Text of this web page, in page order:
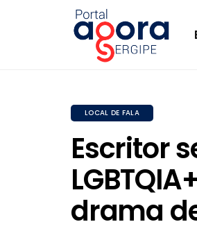
LOCAL DE FALA
Escritor
drama